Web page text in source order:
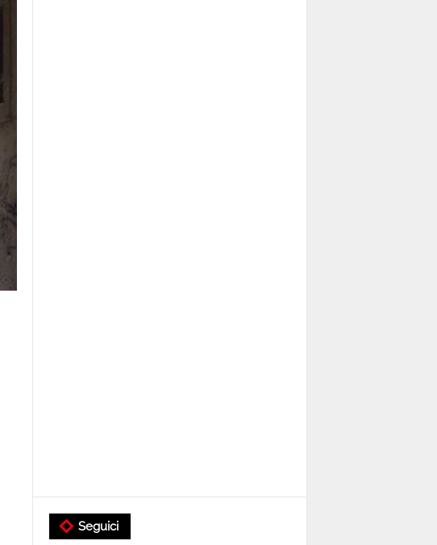
Seguici